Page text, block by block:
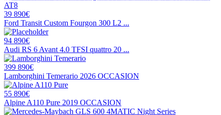
39 890€
Ford Transit Custom Fourgon 300 L2 ...
94 890€
Audi RS 6 Avant 4.0 TFSI quattro 20 ...
399 890€
Lamborghini Temerario 2026 OCCASION
55 890€
Alpine A110 Pure 2019 OCCASION